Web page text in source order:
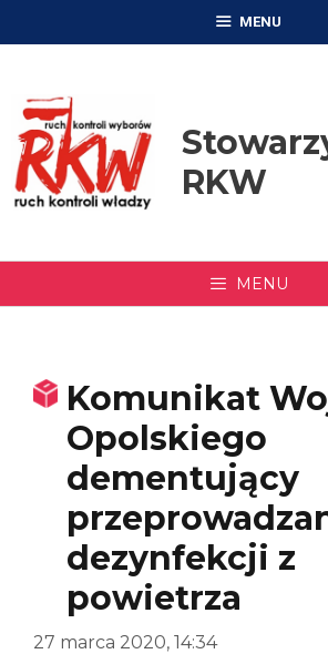
MENU
RKW
MENU
Komunikat
Opolskiego
dementujący
dezynfekcji z
powietrza
27 marca 2020, 14:34